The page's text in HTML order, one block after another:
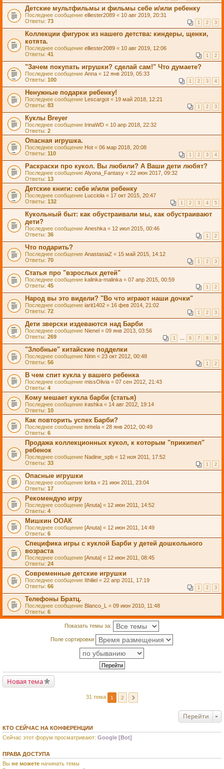
Детские мультфильмы и фильмы себе и/или ребенку
Последнее сообщение elliester2089 « 10 авг 2019, 20:31
Ответы: 73 1 2 3
Коллекции фигурок из нашего детства: киндеры, щенки,
котята.
Последнее сообщение elliester2089 « 10 авг 2019, 12:06
Ответы: 41 1 2
"Зачем покупать игрушки? сделай сам!" Что думаете?
Последнее сообщение Anna « 12 янв 2019, 05:33
Ответы: 100 1 2 3 4
Ненужные подарки ребенку!
Последнее сообщение Lescargot « 19 май 2018, 12:21
Ответы: 83 1 2 3
Куклы Breyer
Последнее сообщение IrinaWD « 10 апр 2018, 22:32
Ответы: 2
Опасная игрушка.
Последнее сообщение Hot « 06 мар 2018, 20:08
Ответы: 110 1 2 3 4
Раскраски про кукол. Вы любили? А Ваши дети любят?
Последнее сообщение Alyona_Fantasy « 22 июн 2017, 09:32
Ответы: 13
Детские книги: себе и/или ребенку
Последнее сообщение Lucciola « 17 окт 2015, 20:47
Ответы: 132 1 2 3 4 5
Кукольный быт: как обустраивали мы, как обустраивают
дети?
Последнее сообщение Aneshka « 12 июл 2015, 00:46
Ответы: 36 1 2
Что подарить?
Последнее сообщение AnastasiaZ « 15 май 2015, 14:12
Ответы: 70 1 2 3
Статья про "взрослых детей"
Последнее сообщение kalinka-malinka « 07 апр 2015, 00:59
Ответы: 45 1 2
Народ вы это видели? "Во что играют наши дочки"
Последнее сообщение iarit1402 « 16 фев 2014, 21:02
Ответы: 72 1 2 3
Дети зверски издеваются над Барби
Последнее сообщение Nienel « 09 янв 2013, 03:56
Ответы: 269 1 … 6 7 8 9
"Злобные" китайские подделки
Последнее сообщение Ninn « 23 окт 2012, 00:48
Ответы: 56 1 2
В чем спит кукла у вашего ребенка
Последнее сообщение missOlivia « 07 сен 2012, 21:43
Ответы: 4
Кому мешает кукла барби (статья)
Последнее сообщение irashka « 14 авг 2012, 19:14
Ответы: 10
Как повторить успех Барби?
Последнее сообщение ismela « 28 янв 2012, 00:49
Ответы: 6
Продажа коллекционных кукол, к которым "прикипел"
ребенок
Последнее сообщение Nadine_spb « 12 ноя 2011, 17:52
Ответы: 33 1 2
Опасные игрушки
Последнее сообщение lorita « 21 июн 2011, 23:04
Ответы: 17
Рекомендую игру
Последнее сообщение [Anuta] « 12 июн 2011, 14:52
Ответы: 4
Мишкин ООАК
Последнее сообщение [Anuta] « 12 июн 2011, 14:49
Ответы: 6
Специфика игры с куклой Барби у детей дошкольного
возраста
Последнее сообщение [Anuta] « 12 июн 2011, 08:45
Ответы: 24
Современные детские игрушки
Последнее сообщение Ithiliel « 22 апр 2011, 17:19
Ответы: 66 1 2 3
Телефоны Братц.
Последнее сообщение Blanco_L « 09 июн 2010, 11:48
Ответы: 6
Показать темы за:
Поле сортировки
Новая тема
31 тема 1 2
Перейти
КТО СЕЙЧАС НА КОНФЕРЕНЦИИ
Сейчас этот форум просматривают: Google [Bot]
ПРАВА ДОСТУПА
Вы не можете начинать темы